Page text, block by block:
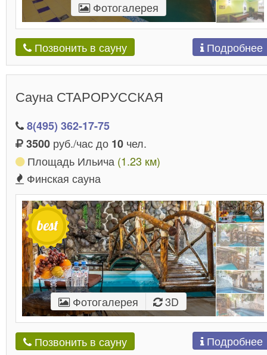
Фотогалерея
Позвонить в сауну Подробнее
Сауна СТАРОРУССКАЯ
8(495) 362-17-75
3500 руб./час до 10 чел.
Площадь Ильича (1.23 км)
Финская сауна
Фотогалерея 3D
Позвонить в сауну Подробнее